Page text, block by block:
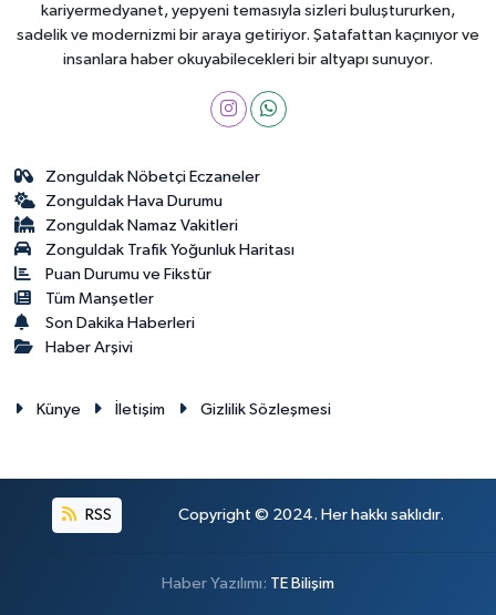
kariyermedyanet, yepyeni temasıyla sizleri buluştururken,
sadelik ve modernizmi bir araya getiriyor. Şatafattan kaçınıyor ve
insanlara haber okuyabilecekleri bir altyapı sunuyor.
Zonguldak Nöbetçi Eczaneler
Zonguldak Hava Durumu
Zonguldak Namaz Vakitleri
Zonguldak Trafik Yoğunluk Haritası
Puan Durumu ve Fikstür
Tüm Manşetler
Son Dakika Haberleri
Haber Arşivi
Künye İletişim Gizlilik Sözleşmesi
RSS Copyright © 2024. Her hakkı saklıdır.
Haber Yazılımı: TE Bilişim